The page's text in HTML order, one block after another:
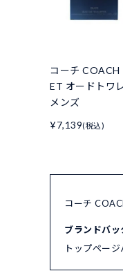
コーチ COACH
ET オードトワ
メンズ
¥7,139(税込)
コーチ
ブランドバ
トップページ